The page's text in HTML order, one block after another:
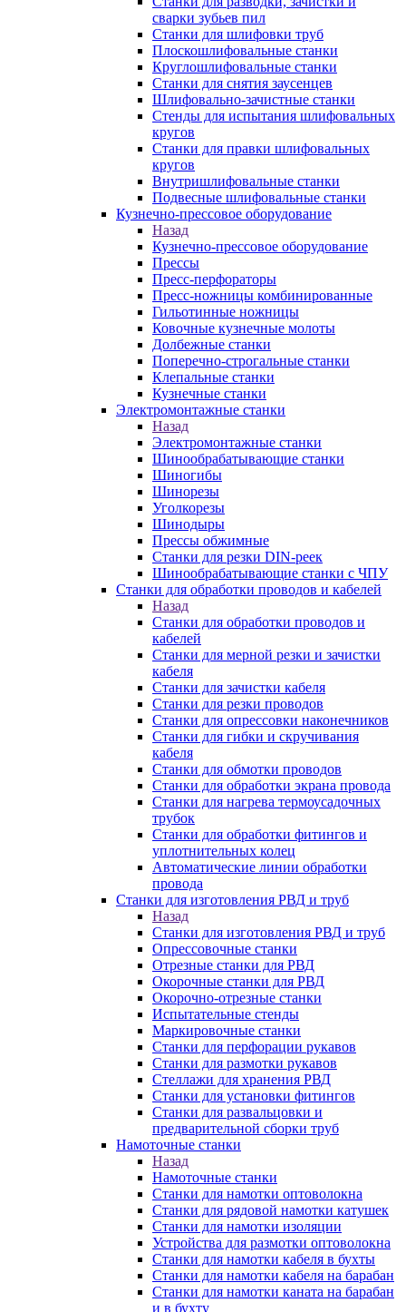
сварки зубьев пил
Станки для шлифовки труб
Плоскошлифовальные станки
Круглошлифовальные станки
Станки для снятия заусенцев
Шлифовально-зачистные станки
Стенды для испытания шлифовальных
кругов
Станки для правки шлифовальных
кругов
Внутришлифовальные станки
Подвесные шлифовальные станки
Кузнечно-прессовое оборудование
Назад
Кузнечно-прессовое оборудование
Прессы
Пресс-перфораторы
Пресс-ножницы комбинированные
Гильотинные ножницы
Ковочные кузнечные молоты
Долбежные станки
Поперечно-строгальные станки
Клепальные станки
Кузнечные станки
Электромонтажные станки
Назад
Электромонтажные станки
Шинообрабатывающие станки
Шиногибы
Шинорезы
Уголкорезы
Шинодыры
Прессы обжимные
Станки для резки DIN-реек
Шинообрабатывающие станки с ЧПУ
Станки для обработки проводов и кабелей
Назад
Станки для обработки проводов и
кабелей
Станки для мерной резки и зачистки
кабеля
Станки для зачистки кабеля
Станки для резки проводов
Станки для опрессовки наконечников
Станки для гибки и скручивания
кабеля
Станки для обмотки проводов
Станки для обработки экрана провода
Станки для нагрева термоусадочных
трубок
Станки для обработки фитингов и
уплотнительных колец
Автоматические линии обработки
провода
Станки для изготовления РВД и труб
Назад
Станки для изготовления РВД и труб
Опрессовочные станки
Отрезные станки для РВД
Окорочные станки для РВД
Окорочно-отрезные станки
Испытательные стенды
Маркировочные станки
Станки для перфорации рукавов
Станки для размотки рукавов
Стеллажи для хранения РВД
Станки для установки фитингов
Станки для развальцовки и
предварительной сборки труб
Намоточные станки
Назад
Намоточные станки
Станки для намотки оптоволокна
Станки для рядовой намотки катушек
Станки для намотки изоляции
Устройства для размотки оптоволокна
Станки для намотки кабеля в бухты
Станки для намотки кабеля на барабан
Станки для намотки каната на барабан
и в бухту